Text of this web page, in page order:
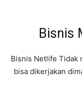
Bisnis
Bisnis Netlife Tidak
bisa dikerjakan